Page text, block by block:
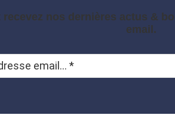
recevez nos dernières actus &
email.